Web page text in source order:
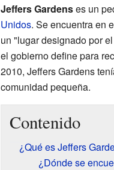
Jeffers Gardenses un
Unidos. Se encuentra en
un "lugar designado por
el gobierno define para
2010, Jeffers Gardens
comunidad pequeña.
Contenido
¿Qué es Jeffers
¿Dónde se